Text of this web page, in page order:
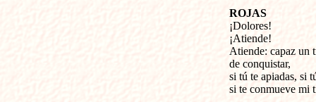
ROJAS
¡Dolores!
¡Atiende!
Atiende: capaz un
de conquistar,
si tú te apiadas, si
si te conmueve mi